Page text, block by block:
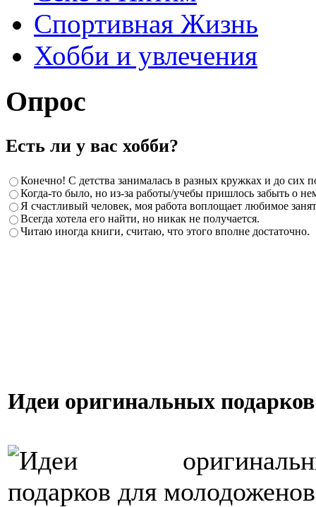
Спортивная Жизнь
Хобби и увлечения
Опрос
Есть ли у вас хобби?
Конечно! С детства занималась в разных кружках и до сих
Когда-то было, но из-за работы/учебы пришлось забыть о
Я счастливый человек, моя работа воплощает любимое
Всегда хотела его найти, но никак не получается.
Читаю иногда книги, считаю, что этого вполне достаточно.
Идеи оригинальных